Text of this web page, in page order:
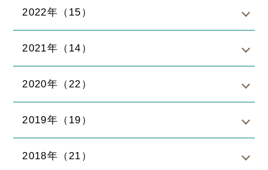
2022年（15）
2021年（14）
2020年（22）
2019年（19）
2018年（21）